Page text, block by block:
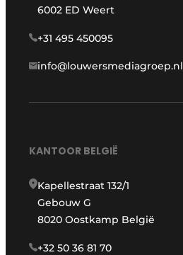
6002 ED Weert
+31 495 450095
info@louwersmediagroep.nl
KANTOOR BELGIË
Kapellestraat 132/1
Gebouw G
8020 Oostkamp België
+32 50 36 81 70